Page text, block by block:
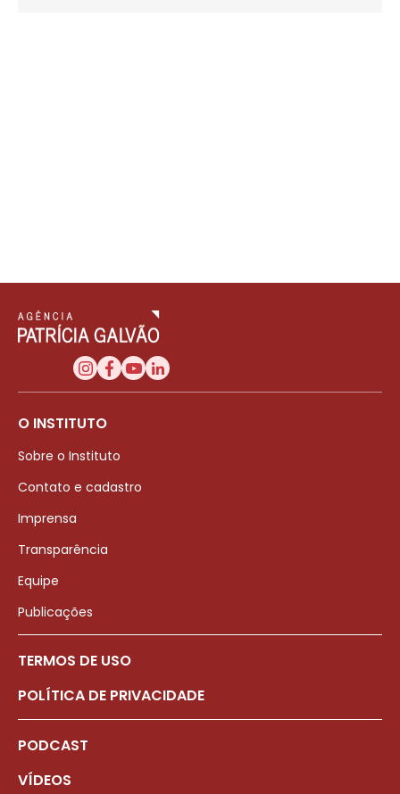
O INSTITUTO
Sobre o Instituto
Contato e cadastro
Imprensa
Transparência
Equipe
Publicações
TERMOS DE USO
POLÍTICA DE PRIVACIDADE
PODCAST
VÍDEOS